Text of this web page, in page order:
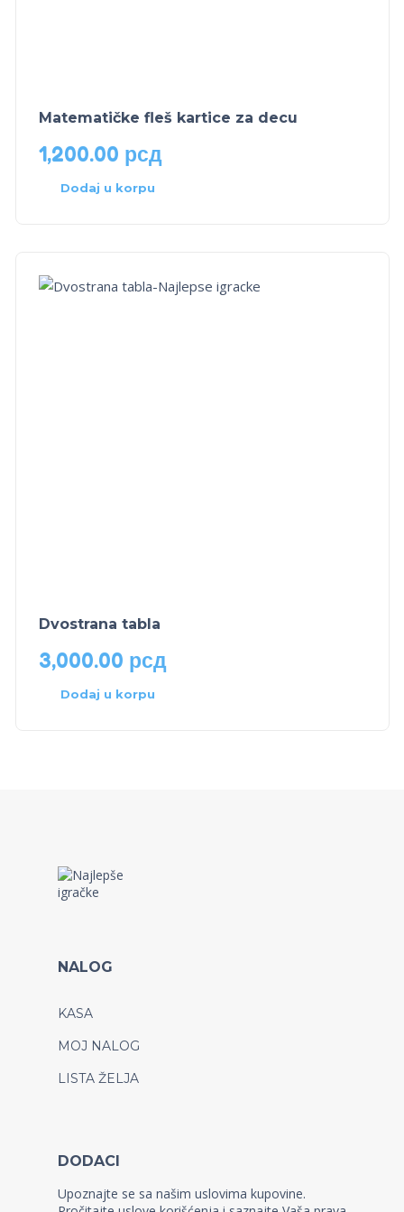
Matematičke fleš kartice za decu
1,200.00 рсд
Dodaj u korpu
Dvostrana tabla
3,000.00 рсд
Dodaj u korpu
NALOG
KASA
MOJ NALOG
LISTA ŽELJA
DODACI
Upoznajte se sa našim uslovima kupovine.